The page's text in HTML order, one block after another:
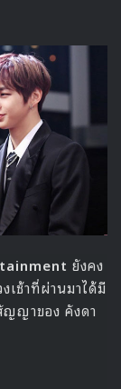
ยังคง
เช้าที่ผ่านมาได้มี
ญญาของ คังดา